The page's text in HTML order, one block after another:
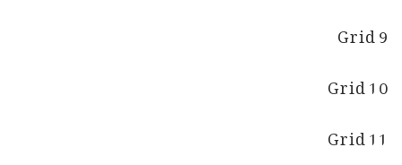
Grid 9
Grid 10
Grid 11